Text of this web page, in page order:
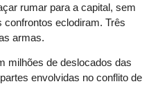
rumar para a capital, sem
eclodiram. Três
armas.
milhões de deslocados das
envolvidas no conflito de